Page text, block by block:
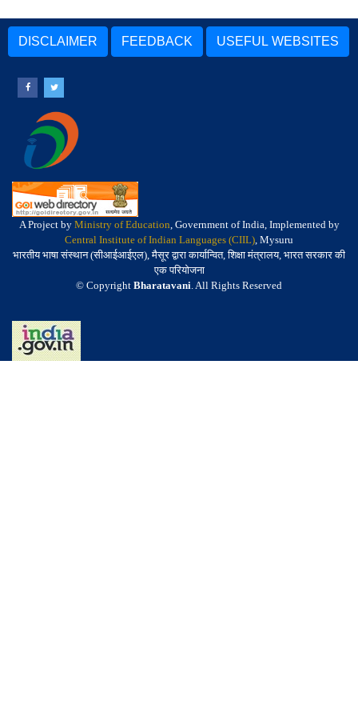
DISCLAIMER FEEDBACK USEFUL WEBSITES
A Project by Ministry of Education, Government of India, Implemented by
Central Institute of Indian Languages (CIIL), Mysuru
भारतीय भाषा संस्थान (सीआईआईएल), मैसूर द्वारा कार्यान्वित, शिक्षा मंत्रालय, भारत सरकार की
एक परियोजना
© Copyright Bharatavani. All Rights Reserved